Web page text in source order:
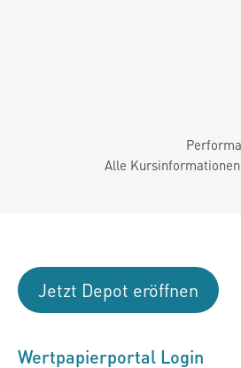
Alle
Jetzt Depot eröffnen
Wertpapierportal Login